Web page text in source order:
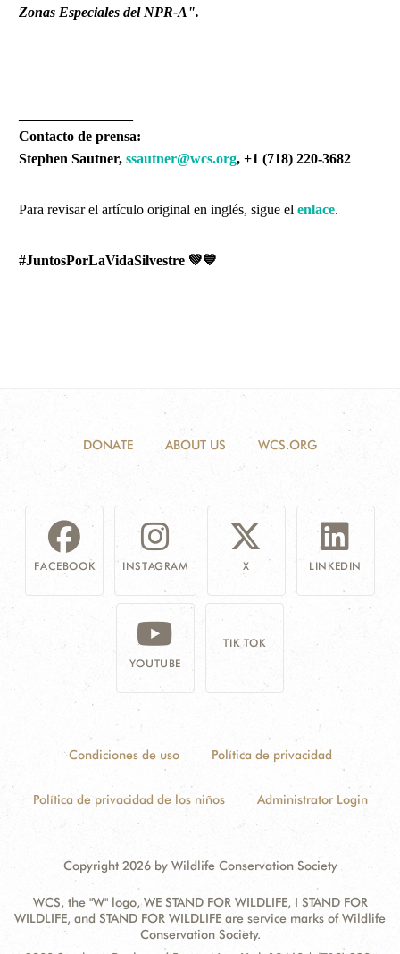
Zonas Especiales del NPR-A".
Contacto de prensa:
Stephen Sautner, ssautner@wcs.org, +1 (718) 220-3682
Para revisar el artículo original en inglés, sigue el enlace.
#JuntosPorLaVidaSilvestre 💚💙
DONATE ABOUT US WCS.ORG
FACEBOOK INSTAGRAM X LINKEDIN
YOUTUBE
TIK TOK
Condiciones de uso Política de privacidad
Política de privacidad de los niños Administrator Login
Copyright 2026 by Wildlife Conservation Society
WCS, the "W" logo, WE STAND FOR WILDLIFE, I STAND FOR
WILDLIFE, and STAND FOR WILDLIFE are service marks of Wildlife
Conservation Society.